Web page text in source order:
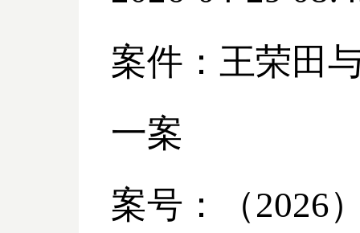
案件：王荣田
一案
案号：（2026